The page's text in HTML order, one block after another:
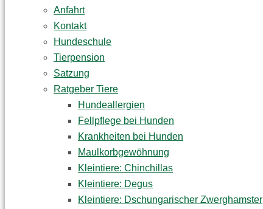
Anfahrt
Kontakt
Hundeschule
Tierpension
Satzung
Ratgeber Tiere
Hundeallergien
Fellpflege bei Hunden
Krankheiten bei Hunden
Maulkorbgewöhnung
Kleintiere: Chinchillas
Kleintiere: Degus
Kleintiere: Dschungarischer Zwerghamster